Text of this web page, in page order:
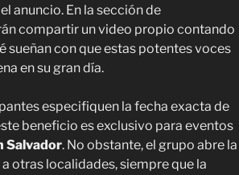
anuncio. En la sección de
compartir un video propio contando
sueñan con que estas potentes voces
en su gran día.
especifiquen la fecha exacta de
beneficio es exclusivo para eventos
Salvador. No obstante, el grupo abre la
otras localidades, siempre que la